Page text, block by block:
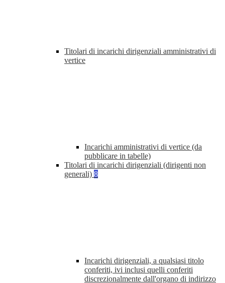
Titolari di incarichi dirigenziali amministrativi di
vertice
Incarichi amministrativi di vertice (da
pubblicare in tabelle)
Titolari di incarichi dirigenziali (dirigenti non
generali) 8
Incarichi dirigenziali, a qualsiasi titolo
conferiti, ivi inclusi quelli conferiti
discrezionalmente dall'organo di indirizzo